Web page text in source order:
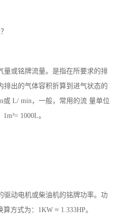
量或铭牌流量。是指在所要求的排
排出的气体容积折算到进气状态的
或 L/ min，一般，常用的流 量单位
1000L。
驱动电机或柴油机的铭牌功率。功
方式为：1KW ≈ 1.333HP。